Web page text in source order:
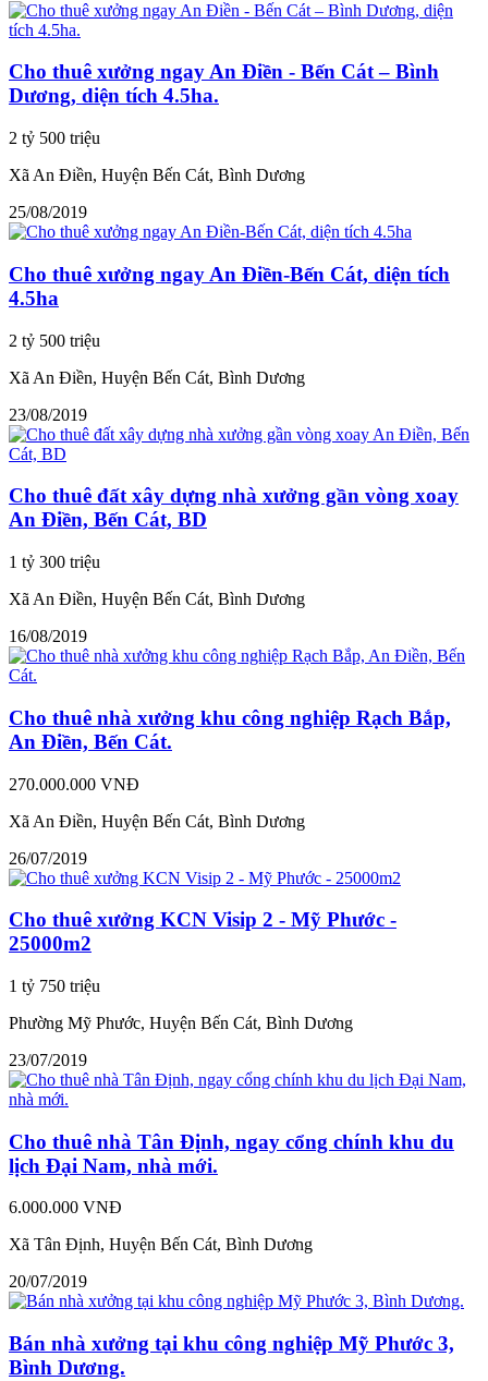
Cho thuê xưởng ngay An Điền - Bến Cát – Bình
Dương, diện tích 4.5ha.
2 tỷ 500 triệu
Xã An Điền, Huyện Bến Cát, Bình Dương
25/08/2019
Cho thuê xưởng ngay An Điền-Bến Cát, diện tích
4.5ha
2 tỷ 500 triệu
Xã An Điền, Huyện Bến Cát, Bình Dương
23/08/2019
Cho thuê đất xây dựng nhà xưởng gần vòng xoay
An Điền, Bến Cát, BD
1 tỷ 300 triệu
Xã An Điền, Huyện Bến Cát, Bình Dương
16/08/2019
Cho thuê nhà xưởng khu công nghiệp Rạch Bắp,
An Điền, Bến Cát.
270.000.000 VNĐ
Xã An Điền, Huyện Bến Cát, Bình Dương
26/07/2019
Cho thuê xưởng KCN Visip 2 - Mỹ Phước -
25000m2
1 tỷ 750 triệu
Phường Mỹ Phước, Huyện Bến Cát, Bình Dương
23/07/2019
Cho thuê nhà Tân Định, ngay cổng chính khu du
lịch Đại Nam, nhà mới.
6.000.000 VNĐ
Xã Tân Định, Huyện Bến Cát, Bình Dương
20/07/2019
Bán nhà xưởng tại khu công nghiệp Mỹ Phước 3,
Bình Dương.